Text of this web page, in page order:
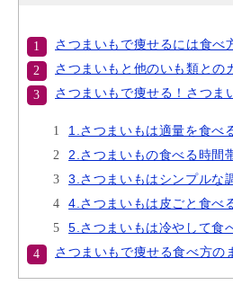
さつまいもで痩せるには食べ
さつまいもと他のいも類との
さつまいもで痩せる！さつま
1.さつまいもは適量を食べ
2.さつまいもの食べる時間
3.さつまいもはシンプルな
4.さつまいもは皮ごと食べ
5.さつまいもは冷やして食
さつまいもで痩せる食べ方の